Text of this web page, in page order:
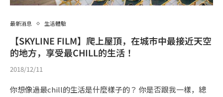
最新消息 生活體驗
【SKYLINE FILM】爬上屋頂，在城市中最接近天空
的地方，享受最CHILL的生活！
2018/12/11
你想像過最chill的生活是什麼樣子的？ 你是否跟我一樣，總